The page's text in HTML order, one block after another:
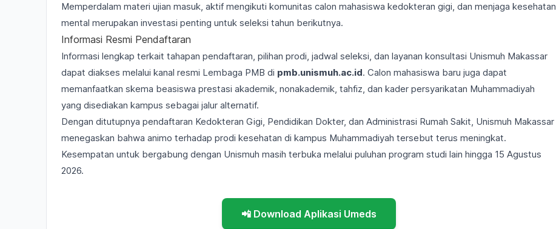
Memperdalam materi ujian masuk, aktif mengikuti komunitas calon mahasiswa kedokteran gigi, dan menjaga kesehatan
mental merupakan investasi penting untuk seleksi tahun berikutnya.
Informasi Resmi Pendaftaran
Informasi lengkap terkait tahapan pendaftaran, pilihan prodi, jadwal seleksi, dan layanan konsultasi Unismuh Makassar
dapat diakses melalui kanal resmi Lembaga PMB di pmb.unismuh.ac.id. Calon mahasiswa baru juga dapat
memanfaatkan skema beasiswa prestasi akademik, nonakademik, tahfiz, dan kader persyarikatan Muhammadiyah
yang disediakan kampus sebagai jalur alternatif.
Dengan ditutupnya pendaftaran Kedokteran Gigi, Pendidikan Dokter, dan Administrasi Rumah Sakit, Unismuh Makassar
menegaskan bahwa animo terhadap prodi kesehatan di kampus Muhammadiyah tersebut terus meningkat.
Kesempatan untuk bergabung dengan Unismuh masih terbuka melalui puluhan program studi lain hingga 15 Agustus
2026.
📲 Download Aplikasi Umeds